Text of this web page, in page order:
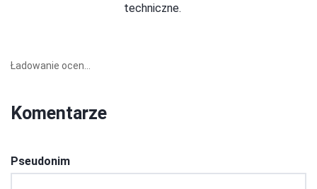
techniczne.
Ładowanie ocen...
Komentarze
Pseudonim